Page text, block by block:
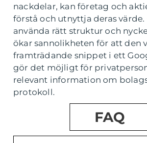
nackdelar, kan företag och
förstå och utnyttja deras
använda rätt struktur och
ökar sannolikheten för att den
framträdande snippet i ett
gör det möjligt för
relevant information om
protokoll.
FAQ